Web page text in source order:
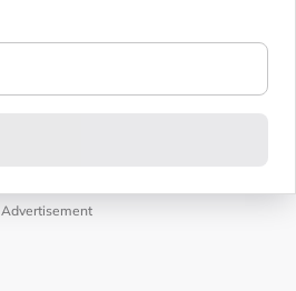
Advertisement